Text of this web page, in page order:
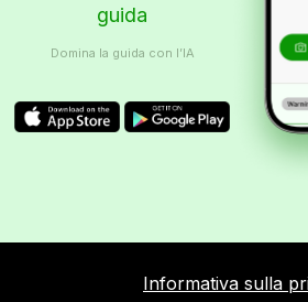
guida
Domina la guida con l’IA
Informativa sulla